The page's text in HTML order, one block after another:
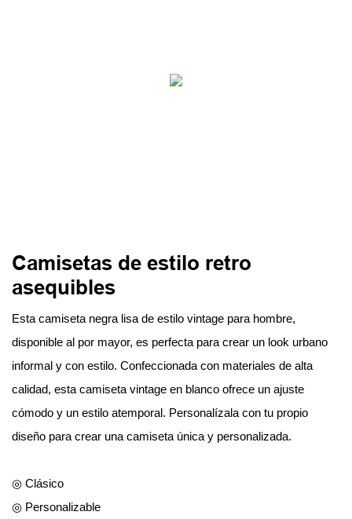
Camisetas de estilo retro
asequibles
Esta camiseta negra lisa de estilo vintage para hombre,
disponible al por mayor, es perfecta para crear un look urbano
informal y con estilo. Confeccionada con materiales de alta
calidad, esta camiseta vintage en blanco ofrece un ajuste
cómodo y un estilo atemporal. Personalízala con tu propio
diseño para crear una camiseta única y personalizada.
◎ Clásico
◎ Personalizable